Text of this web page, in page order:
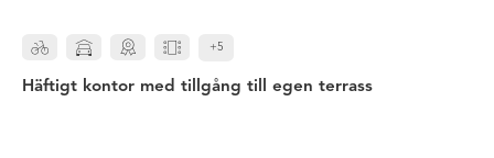
+5
Häftigt kontor med tillgång till egen terrass